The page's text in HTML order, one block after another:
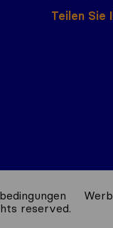
Teilen Sie
reserved.